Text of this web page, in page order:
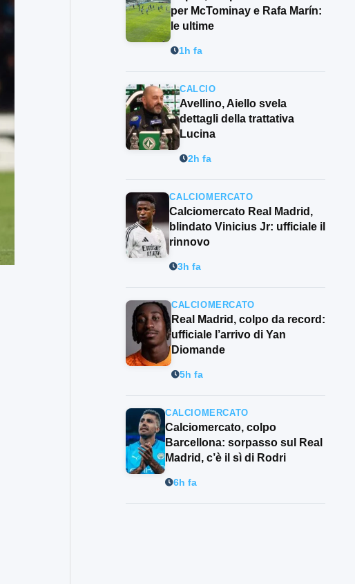
per McTominay e Rafa Marín:
le ultime
1h fa
CALCIO
Avellino, Aiello svela
dettagli della trattativa
Lucina
2h fa
CALCIOMERCATO
Calciomercato Real Madrid,
blindato Vinicius Jr: ufficiale il
rinnovo
3h fa
CALCIOMERCATO
Real Madrid, colpo da record:
ufficiale l’arrivo di Yan
Diomande
5h fa
CALCIOMERCATO
Calciomercato, colpo
Barcellona: sorpasso sul Real
Madrid, c’è il sì di Rodri
6h fa